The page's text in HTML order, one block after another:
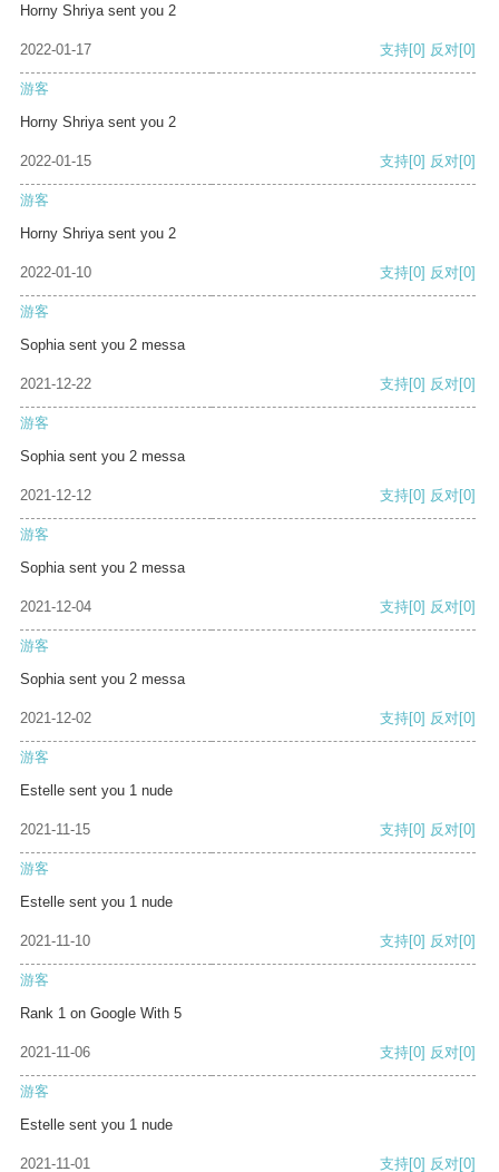
Horny Shriya sent you 2
2022-01-17 支持[0] 反对[0]
游客
Horny Shriya sent you 2
2022-01-15 支持[0] 反对[0]
游客
Horny Shriya sent you 2
2022-01-10 支持[0] 反对[0]
游客
Sophia sent you 2 messa
2021-12-22 支持[0] 反对[0]
游客
Sophia sent you 2 messa
2021-12-12 支持[0] 反对[0]
游客
Sophia sent you 2 messa
2021-12-04 支持[0] 反对[0]
游客
Sophia sent you 2 messa
2021-12-02 支持[0] 反对[0]
游客
Estelle sent you 1 nude
2021-11-15 支持[0] 反对[0]
游客
Estelle sent you 1 nude
2021-11-10 支持[0] 反对[0]
游客
Rank 1 on Google With 5
2021-11-06 支持[0] 反对[0]
游客
Estelle sent you 1 nude
2021-11-01 支持[0] 反对[0]